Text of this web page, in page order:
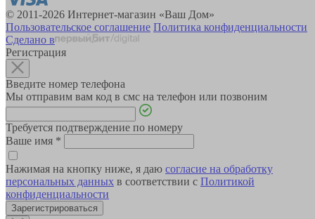
© 2011-2026 Интернет-магазин «Ваш Дом»
Пользовательское соглашение Политика конфиденциальности
Сделано в
Регистрация
Введите номер телефона
Мы отправим вам код в смс на телефон или позвоним
Требуется подтверждение по номеру
Ваше имя *
Нажимая на кнопку ниже, я даю согласие на обработку
персональных данных в соответствии с Политикой
конфиденциальности
Зарегистрироваться